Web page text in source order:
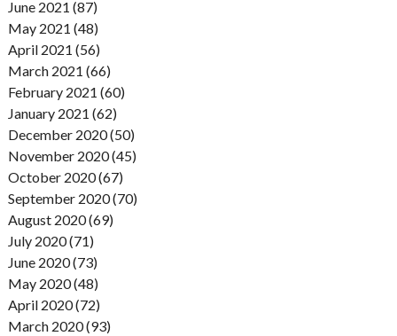
June 2021 (87)
May 2021 (48)
April 2021 (56)
March 2021 (66)
February 2021 (60)
January 2021 (62)
December 2020 (50)
November 2020 (45)
October 2020 (67)
September 2020 (70)
August 2020 (69)
July 2020 (71)
June 2020 (73)
May 2020 (48)
April 2020 (72)
March 2020 (93)